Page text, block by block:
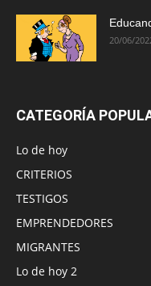
20/06/
CATEGORÍA
Lo de hoy
CRITERIOS
TESTIGOS
EMPRENDEDORES
MIGRANTES
Lo de hoy 2